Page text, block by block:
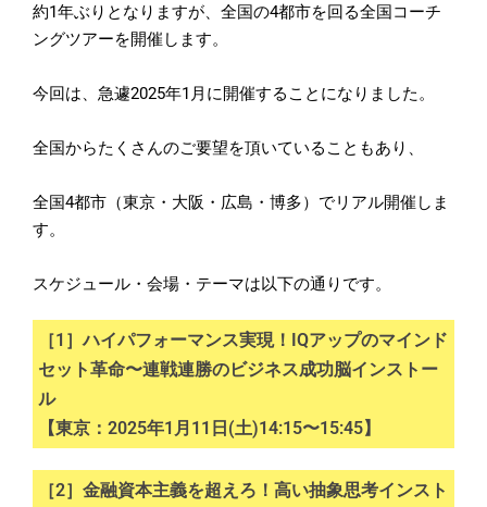
約1年ぶりとなりますが、 全国の4都市を回る全国コーチ
ングツアーを開催します。
今回は、急遽2025年1月に開催することになりました。
全国からたくさんのご要望を頂いていることもあり、
全国4都市（東京・大阪・広島・博多）でリアル開催しま
す。
スケジュール・会場・テーマは以下の通りです。
［1］ハイパフォーマンス実現！IQアップのマインド
セット革命〜連戦連勝のビジネス成功脳インストー
ル
【東京：2025年1月11日(土)14:15〜15:45】
［2］金融資本主義を超えろ！高い抽象思考インスト